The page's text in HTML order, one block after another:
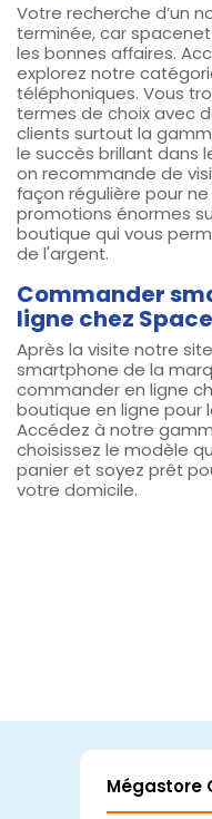
Votre recherche d’un
terminée, car
les bonnes affaires.
explorez notre
téléphoniques. Vous
termes de choix avec
clients surtout la
le succès brillant dans
on recommande de
façon régulière pour
promotions énormes
boutique qui vous
de l'argent.
Commander
ligne chez
Après la visite notre
smartphone de la
commander en ligne
boutique en ligne pour
Accédez à notre
choisissez le modèle
panier et soyez prêt
votre domicile.
Mégastore